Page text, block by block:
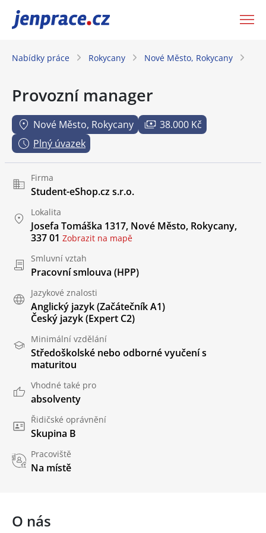
JenPráce.cz
Nabídky práce Rokycany Nové Město, Rokycany
Provozní manager
Nové Město, Rokycany
38.000 Kč
Plný úvazek
Firma
Student-eShop.cz s.r.o.
Lokalita
Josefa Tomáška 1317, Nové Město, Rokycany,
337 01 Zobrazit na mapě
Smluvní vztah
Pracovní smlouva (HPP)
Jazykové znalosti
Anglický jazyk(Začátečník A1)
Český jazyk(Expert C2)
Minimální vzdělání
Středoškolské nebo odborné vyučení s
maturitou
Vhodné také pro
absolventy
Řidičské oprávnění
Skupina B
Pracoviště
Na místě
O nás